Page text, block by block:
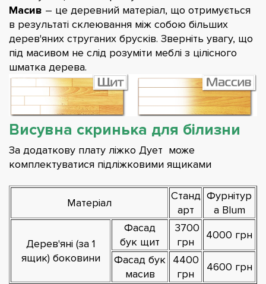
Масив – це деревний матеріал, що отримується
в результаті склеювання між собою більших
дерев'яних струганих брусків. Зверніть увагу, що
під масивом не слід розуміти меблі з цілісного
шматка дерева.
Висувна скринька для білизни
За додаткову плату ліжко Дует може
комплектуватися підліжковими ящиками
Матеріал
Станд
арт
Фурнітур
а Blum
Дерев'яні (за 1
ящик) боковини
Фасад
бук щит
3700
грн
4000 грн
Фасад бук
масив
4400
грн
4600 грн